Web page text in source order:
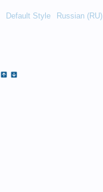
Default Style Russian (RU)